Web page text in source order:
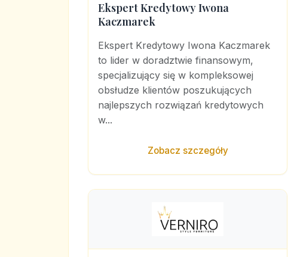
Ekspert Kredytowy Iwona
Kaczmarek
Ekspert Kredytowy Iwona Kaczmarek
to lider w doradztwie finansowym,
specjalizujący się w kompleksowej
obsłudze klientów poszukujących
najlepszych rozwiązań kredytowych
w...
Zobacz szczegóły